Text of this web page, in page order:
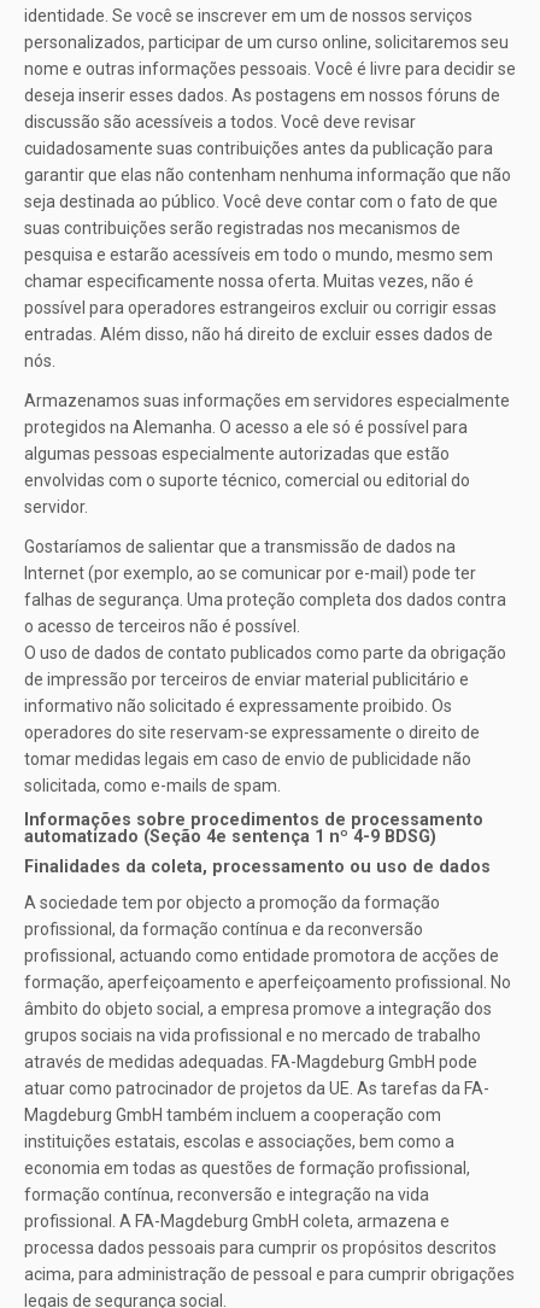
identidade. Se você se inscrever em um de nossos serviços
personalizados, participar de um curso online, solicitaremos seu
nome e outras informações pessoais. Você é livre para decidir se
deseja inserir esses dados. As postagens em nossos fóruns de
discussão são acessíveis a todos. Você deve revisar
cuidadosamente suas contribuições antes da publicação para
garantir que elas não contenham nenhuma informação que não
seja destinada ao público. Você deve contar com o fato de que
suas contribuições serão registradas nos mecanismos de
pesquisa e estarão acessíveis em todo o mundo, mesmo sem
chamar especificamente nossa oferta. Muitas vezes, não é
possível para operadores estrangeiros excluir ou corrigir essas
entradas. Além disso, não há direito de excluir esses dados de
nós.
Armazenamos suas informações em servidores especialmente
protegidos na Alemanha. O acesso a ele só é possível para
algumas pessoas especialmente autorizadas que estão
envolvidas com o suporte técnico, comercial ou editorial do
servidor.
Gostaríamos de salientar que a transmissão de dados na
Internet (por exemplo, ao se comunicar por e-mail) pode ter
falhas de segurança. Uma proteção completa dos dados contra
o acesso de terceiros não é possível.
O uso de dados de contato publicados como parte da obrigação
de impressão por terceiros de enviar material publicitário e
informativo não solicitado é expressamente proibido. Os
operadores do site reservam-se expressamente o direito de
tomar medidas legais em caso de envio de publicidade não
solicitada, como e-mails de spam.
Informações sobre procedimentos de processamento
automatizado (Seção 4e sentença 1 nº 4-9 BDSG)
Finalidades da coleta, processamento ou uso de dados
A sociedade tem por objecto a promoção da formação
profissional, da formação contínua e da reconversão
profissional, actuando como entidade promotora de acções de
formação, aperfeiçoamento e aperfeiçoamento profissional. No
âmbito do objeto social, a empresa promove a integração dos
grupos sociais na vida profissional e no mercado de trabalho
através de medidas adequadas. FA-Magdeburg GmbH pode
atuar como patrocinador de projetos da UE. As tarefas da FA-
Magdeburg GmbH também incluem a cooperação com
instituições estatais, escolas e associações, bem como a
economia em todas as questões de formação profissional,
formação contínua, reconversão e integração na vida
profissional. A FA-Magdeburg GmbH coleta, armazena e
processa dados pessoais para cumprir os propósitos descritos
acima, para administração de pessoal e para cumprir obrigações
legais de segurança social.